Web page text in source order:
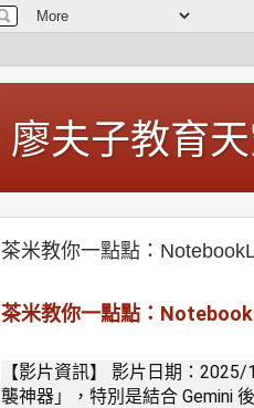
廖夫子教育
茶米教你一點點：
茶米教你一點點：
【影片資訊】 影片日期：
襲神器」，特別是結合 Gemini